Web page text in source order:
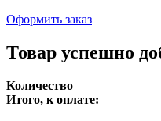
Оформить заказ
Товар успешно
Количество
Итого, к оплате: